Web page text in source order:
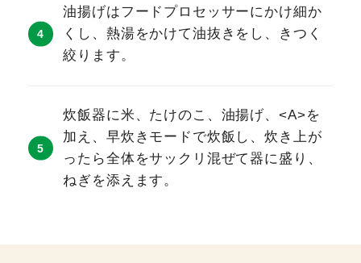
油揚げはフードプロセッサーにかけ細か
くし、熱湯をかけて油抜きをし、きつく
絞ります。
炊飯器に米、たけのこ、油揚げ、<A>を
加え、早炊きモードで炊飯し、炊き上が
ったら全体をサックリ混ぜて器に盛り、
ねぎを添えます。